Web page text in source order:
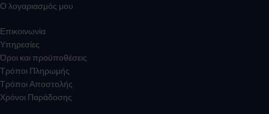
Ο λογαριασμός μου
Επικοινωνία
Υπηρεσίες
Όροι και προϋποθέσεις
Τρόποι Πληρωμής
Τρόποι Αποστολής
Χρόνοι Παράδοσης